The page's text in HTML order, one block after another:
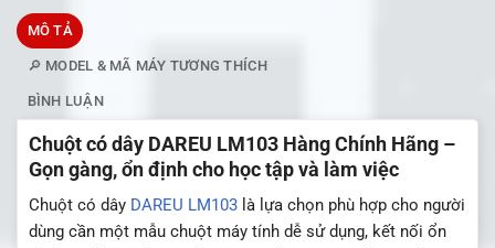
MÔ TẢ
🔎 MODEL & MÃ MÁY TƯƠNG THÍCH
BÌNH LUẬN
Chuột có dây DAREU LM103 Hàng Chính Hãng –
Gọn gàng, ổn định cho học tập và làm việc
Chuột có dây DAREU LM103 là lựa chọn phù hợp cho người
dùng cần một mẫu chuột máy tính dễ sử dụng, kết nối ổn